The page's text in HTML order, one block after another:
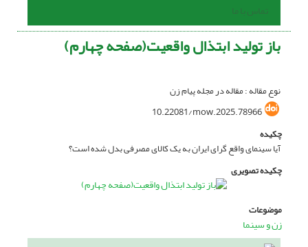
تماس با ما
باز تولید ابتذال واقعیت(صفحه چهارم)
نوع مقاله : مقاله در مجله پیام زن
10.22081/mow.2025.78966
چکیده
آیا سینمای واقع گرای ایران به یک کالای مصرفی بدل شده است؟
چکیده تصویری
موضوعات
زن و سینما